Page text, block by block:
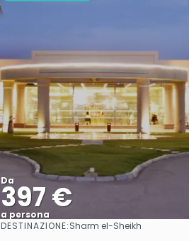
Da
397 €
a persona
Vedere
DESTINAZIONE:Sharm el-Sheikh